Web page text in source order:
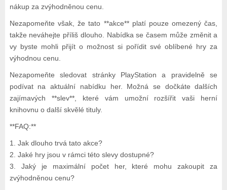
nákup za zvýhodněnou cenu.
Nezapomeňte však, že tato **akce** platí pouze omezený čas,
takže neváhejte příliš dlouho. Nabídka se časem může změnit a
vy byste mohli přijít o možnost si pořídit své oblíbené hry za
výhodnou cenu.
Nezapomeňte sledovat stránky PlayStation a pravidelně se
podívat na aktuální nabídku her. Možná se dočkáte dalších
zajímavých **slev**, které vám umožní rozšířit vaši herní
knihovnu o další skvělé tituly.
**FAQ:**
1. Jak dlouho trvá tato akce?
2. Jaké hry jsou v rámci této slevy dostupné?
3. Jaký je maximální počet her, které mohu zakoupit za
zvýhodněnou cenu?